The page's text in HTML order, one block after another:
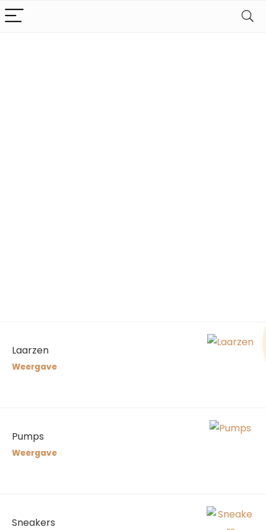
Laarzen
Weergave
Pumps
Weergave
Sneakers